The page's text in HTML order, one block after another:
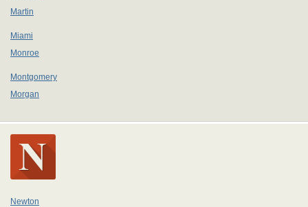
Martin
Miami
Monroe
Montgomery
Morgan
Newton